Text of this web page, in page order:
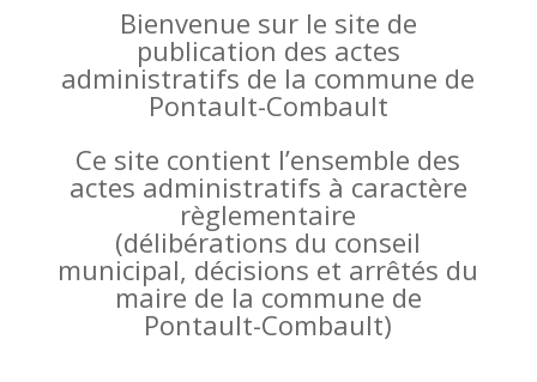
Bienvenue sur le site de
publication des actes
administratifs de la commune de
Pontault-Combault
Ce site contient l’ensemble des
actes administratifs à caractère
règlementaire
(délibérations du conseil
municipal, décisions et arrêtés du
maire de la commune de
Pontault-Combault)